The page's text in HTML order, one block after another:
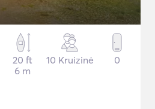
20 ft
6 m
10 Kruizinė 0